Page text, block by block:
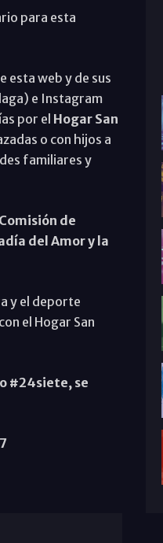
para esta
esta web y de sus
e Instagram
por el Hogar San
o con hijos a
familiares y
Comisión de
del Amor y la
y el deporte
el Hogar San
#24siete, se